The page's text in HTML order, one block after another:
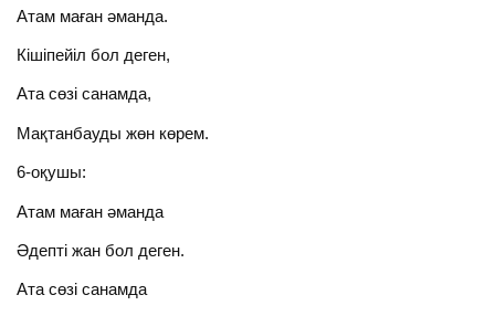
Атам маған әманда.
Кішіпейіл бол деген,
Ата сөзі санамда,
Мақтанбауды жөн көрем.
6-оқушы:
Атам маған әманда
Әдепті жан бол деген.
Ата сөзі санамда